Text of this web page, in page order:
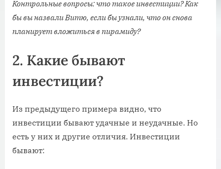
Контрольные вопросы: что такое инвестиции? Как
бы вы назвали Витю, если бы узнали, что он снова
планирует вложиться в пирамиду?
2. Какие бывают
инвестиции?
Из предыдущего примера видно, что
инвестиции бывают удачные и неудачные. Но
есть у них и другие отличия. Инвестиции
бывают: